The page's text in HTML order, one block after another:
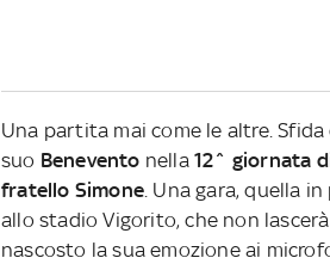
Una partita mai come le altre.
suo Benevento nella12^ giornata
fratello Simone. Una gara, quella
allo stadio Vigorito, che non
nascosto la sua emozione ai